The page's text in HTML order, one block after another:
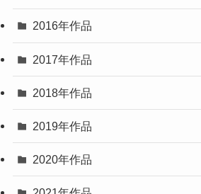
2016年作品
2017年作品
2018年作品
2019年作品
2020年作品